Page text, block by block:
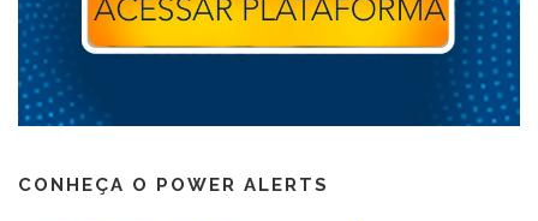
CONHEÇA O POWER ALERTS